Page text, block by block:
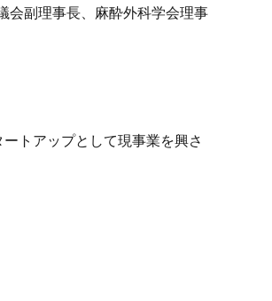
会副理事長、麻酔外科学会理事
トアップとして現事業を興さ